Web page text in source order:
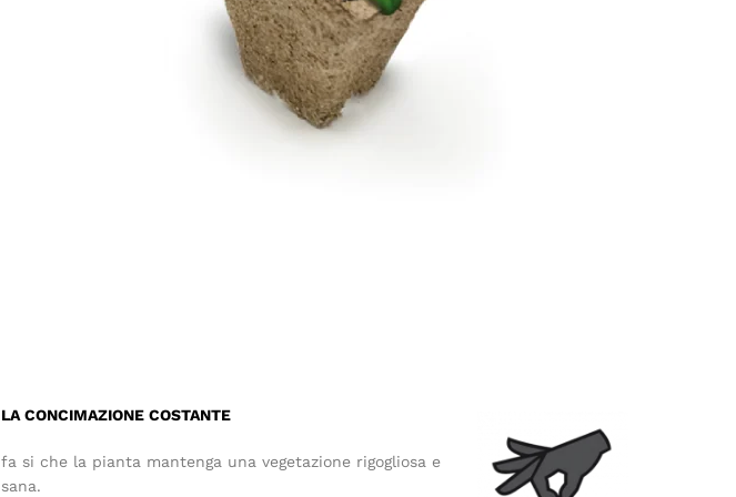
LA CONCIMAZIONE COSTANTE
fa si che la pianta mantenga una vegetazione rigogliosa e
sana.